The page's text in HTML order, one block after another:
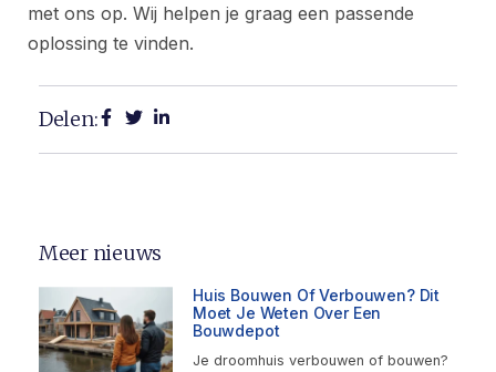
met ons op. Wij helpen je graag een passende
oplossing te vinden.
Delen:
Meer nieuws
Huis Bouwen Of Verbouwen? Dit
Moet Je Weten Over Een
Bouwdepot
Je droomhuis verbouwen of bouwen?